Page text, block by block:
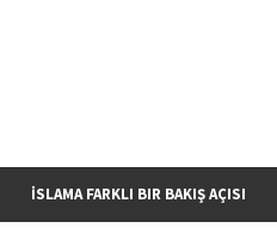
İSLAMA FARKLI BIR BAKIŞ AÇISI